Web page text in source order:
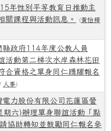
年性別平等教育日推動主
關課程與活動訊息。
(黃怡樺
縣政府114年度公教人員
活動第二梯次水岸森林花田
合資格之單身同仁踴躍報名
人事)
電力股份有限公司花蓮區營
六)辦理單身聯誼活動「點
協助轉知並鼓勵同仁報名參